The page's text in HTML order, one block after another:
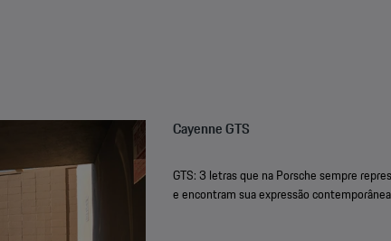
Cayenne GTS
GTS: 3 letras que na Porsche sempre
e encontram sua expressão